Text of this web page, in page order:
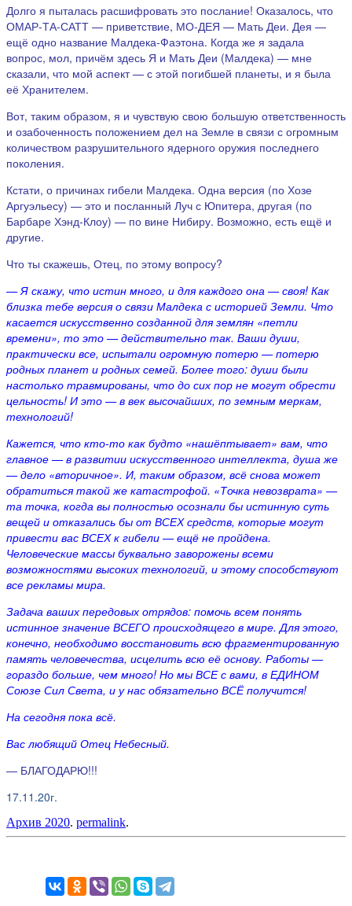
Долго я пыталась расшифровать это послание! Оказалось, что
ОМАР-ТА-САТТ — приветствие, МО-ДЕЯ — Мать Деи. Дея —
ещё одно название Малдека-Фаэтона. Когда же я задала
вопрос, мол, причём здесь Я и Мать Деи (Малдека) — мне
сказали, что мой аспект — с этой погибшей планеты, и я была
её Хранителем.
Вот, таким образом, я и чувствую свою большую ответственность
и озабоченность положением дел на Земле в связи с огромным
количеством разрушительного ядерного оружия последнего
поколения.
Кстати, о причинах гибели Малдека. Одна версия (по Хозе
Аргуэльесу) — это и посланный Луч с Юпитера, другая (по
Барбаре Хэнд-Клоу) — по вине Нибиру. Возможно, есть ещё и
другие.
Что ты скажешь, Отец, по этому вопросу?
— Я скажу, что истин много, и для каждого она — своя! Как
близка тебе версия о связи Малдека с историей Земли. Что
касается искусственно созданной для землян «петли
времени», то это —действительно так. Ваши души,
практически все, испытали огромную потерю —потерю
родных планет и родных семей. Более того: души были
настолько травмированы, что до сих пор не могут обрести
цельность! И это —в век высочайших, по земным меркам,
технологий!
Кажется, что кто-то как будто «нашёптывает» вам, что
главное —в развитии искусственного интеллекта, душа же
—дело «вторичное». И, таким образом, всё снова может
обратиться такой же катастрофой. «Точка невозврата» —
та точка, когда вы полностью осознали бы истинную суть
вещей и отказались бы от ВСЕХ средств, которые могут
привести вас ВСЕХ к гибели —ещё не пройдена.
Человеческие массы буквально заворожены всеми
возможностями высоких технологий, и этому способствуют
все рекламы мира.
Задача ваших передовых отрядов: помочь всем понять
истинное значение ВСЕГО происходящего в мире. Для этого,
конечно, необходимо восстановить всю фрагментированную
память человечества, исцелить всю её основу. Работы —
гораздо больше, чем много! Но мы ВСЕ с вами, в ЕДИНОМ
Союзе Сил Света, и у нас обязательно ВСЁ получится!
На сегодня пока всё.
Вас любящий Отец Небесный.
— БЛАГОДАРЮ!!!
17.11.20г.
Архив 2020. permalink.